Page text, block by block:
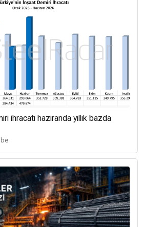
ihracatı haziranda yıllık bazda